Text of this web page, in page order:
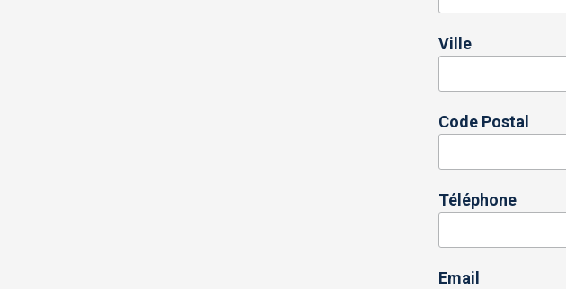
Ville
Code Postal
Téléphone
Email